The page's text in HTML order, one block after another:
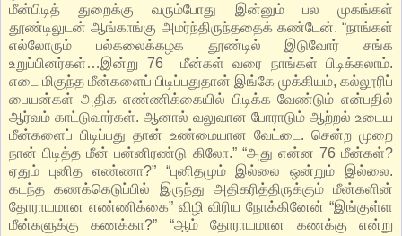
மீன்பிடித் துறைக்கு வரும்போது இன்னும் பல முகங்கள்
தூண்டிலுடன் ஆங்காங்கு அமர்ந்திருந்ததைக் கண்டேன். “நாங்கள்
எல்லோரும் பல்கலைக்கழக தூண்டில் இடுவோர் சங்க
உறுப்பினர்கள்…இன்று 76 மீன்கள் வரை நாங்கள் பிடிக்கலாம்.
எடை மிகுந்த மீன்களைப் பிடிப்பதுதான் இங்கே முக்கியம், கல்லூரிப்
பையன்கள் அதிக எண்ணிக்கையில் பிடிக்க வேண்டும் என்பதில்
ஆர்வம் காட்டுவார்கள். ஆனால் வலுவான போராடும் ஆற்றல் உடைய
மீன்களைப் பிடிப்பது தான் உண்மையான வேட்டை. சென்ற முறை
நான் பிடித்த மீன் பன்னிரண்டு கிலோ.” “அது என்ன 76 மீன்கள்?
ஏதும் புனித எண்ணா?” “புனிதமும் இல்லை ஒன்றும் இல்லை.
கடந்த கணக்கெடுப்பில் இருந்து அதிகரித்திருக்கும் மீன்களின்
தோராயமான எண்ணிக்கை” விழி விரிய நோக்கினேன் “இங்குள்ள
மீன்களுக்கு கணக்கா?” “ஆம் தோராயமான கணக்கு என்று